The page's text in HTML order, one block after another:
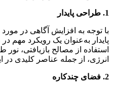
1. طراحی پایدار
با توجه به افزایش آگاهی در
پایدار به‌عنوان یک رویکرد مهم
استفاده از مصالح بازیافتی،
انرژی، از جمله عناصر کلیدی در
2. فضای چندکاره